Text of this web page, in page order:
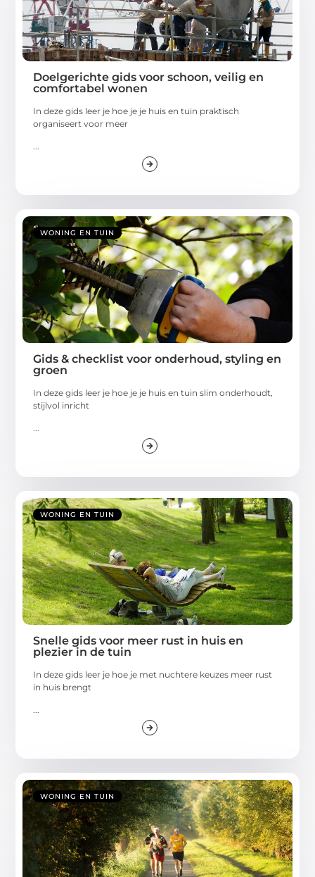
Doelgerichte gids voor schoon, veilig en
comfortabel wonen
In deze gids leer je hoe je je huis en tuin praktisch
organiseert voor meer
...
WONING EN TUIN
Gids & checklist voor onderhoud, styling en
groen
In deze gids leer je hoe je je huis en tuin slim onderhoudt,
stijlvol inricht
...
WONING EN TUIN
Snelle gids voor meer rust in huis en
plezier in de tuin
In deze gids leer je hoe je met nuchtere keuzes meer rust
in huis brengt
...
WONING EN TUIN